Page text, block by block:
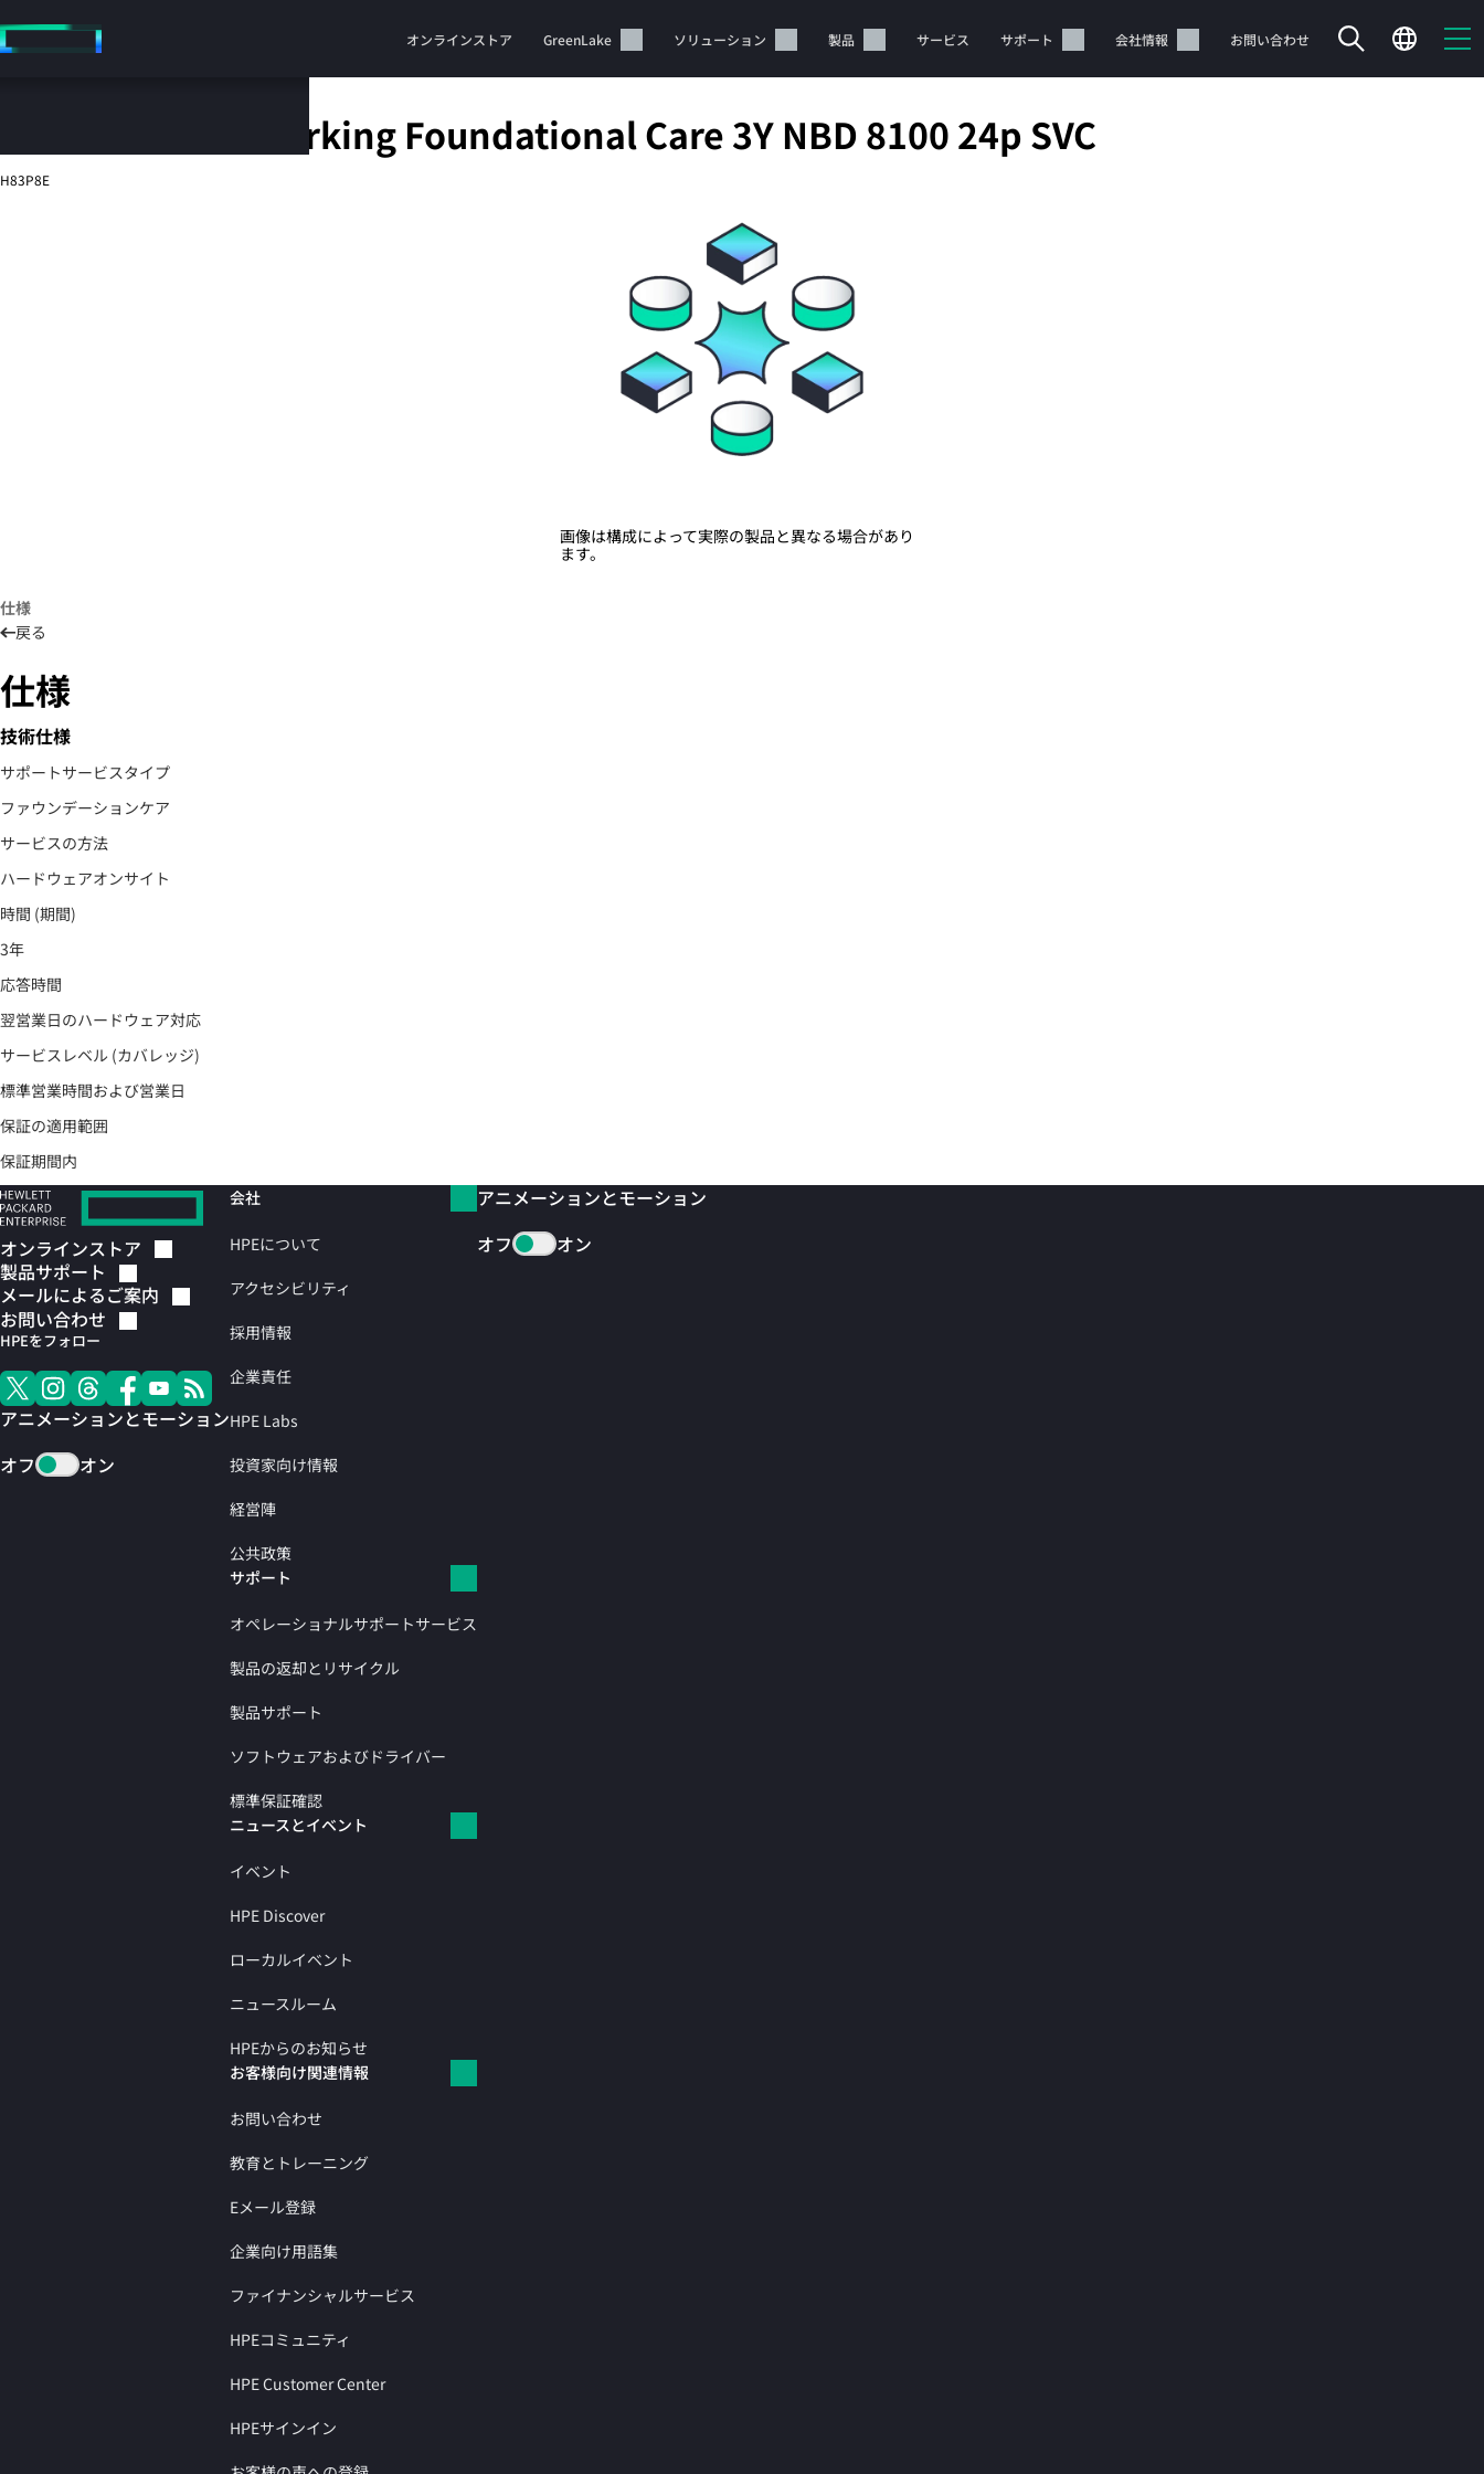
イ
テ
ン
オンラインストア GreenLake ソリューション 製品 サービス サポート 会社情報 お問い合わせ
カートは空です
HPEストアで商品を検索、構成、注文できます。
今すぐ購入
HPE Aruba Networking Foundational Care 3Y NBD 8100 24p SVC
H83P8E
画像は構成によって実際の製品と異なる場合があり
ます。
仕様
戻る
仕様
技術仕様
サポートサービスタイプ
ファウンデーションケア
サービスの方法
ハードウェアオンサイト
時間 (期間)
3年
応答時間
翌営業日のハードウェア対応
サービスレベル (カバレッジ)
標準営業時間および営業日
保証の適用範囲
保証期間内
オンラインストア
製品サポート
メールによるご案内
お問い合わせ
HPEをフォロー
アニメーションとモーション
オフ
オン
会社
HPEについて
アクセシビリティ
採用情報
企業責任
HPE Labs
投資家向け情報
経営陣
公共政策
サポート
オペレーショナルサポートサービス
製品の返却とリサイクル
製品サポート
ソフトウェアおよびドライバー
標準保証確認
ニュースとイベント
イベント
HPE Discover
ローカルイベント
ニュースルーム
HPEからのお知らせ
お客様向け関連情報
お問い合わせ
教育とトレーニング
Eメール登録
企業向け用語集
ファイナンシャルサービス
HPEコミュニティ
HPE Customer Center
HPEサインイン
アニメーションとモーション
オフ
オン